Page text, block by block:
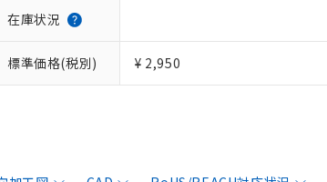
在庫状況
標準価格(税別) ¥ 2,950